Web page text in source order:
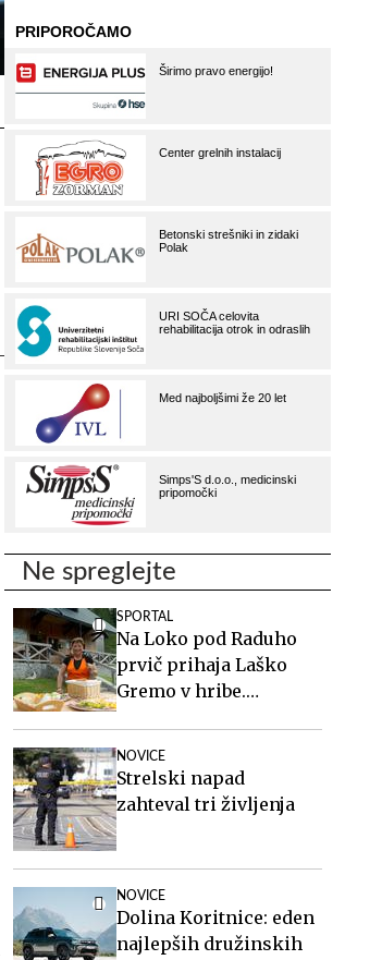
Ne spreglejte
SPORTAL
Na Loko pod Raduho
prvič prihaja Laško
Gremo v hribe.
Ločka mati.
NOVICE
Strelski napad
zahteval tri življenja
NOVICE
Dolina Koritnice: eden
najlepših družinskih